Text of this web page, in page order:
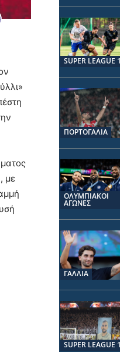
, με
SUPER LEAGUE 1
ΠΟΡΤΟΓΑΛΙΑ
ΟΛΥΜΠΙΑΚΟΊ
ΑΓΏΝΕΣ
ΓΑΛΛΙΑ
SUPER LEAGUE 1